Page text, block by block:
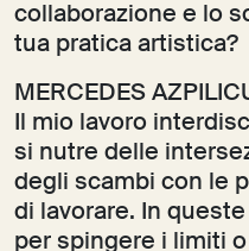
collaborazione e lo
tua pratica artistica?
MERCEDES
Il mio lavoro
si nutre delle
degli scambi con le
di lavorare. In
per spingere i limiti